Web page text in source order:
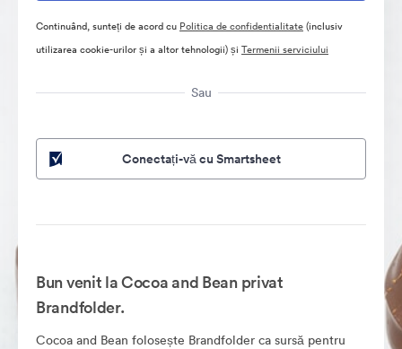
Continuând, sunteți de acord cu Politica de confidentialitate(inclusiv
utilizarea cookie-urilor și a altor tehnologii) și Termenii serviciului
Sau
Conectați-vă cu Smartsheet
Bun venit la Cocoa and Bean privat
Brandfolder.
Cocoa and Bean folosește Brandfolder ca sursă pentru